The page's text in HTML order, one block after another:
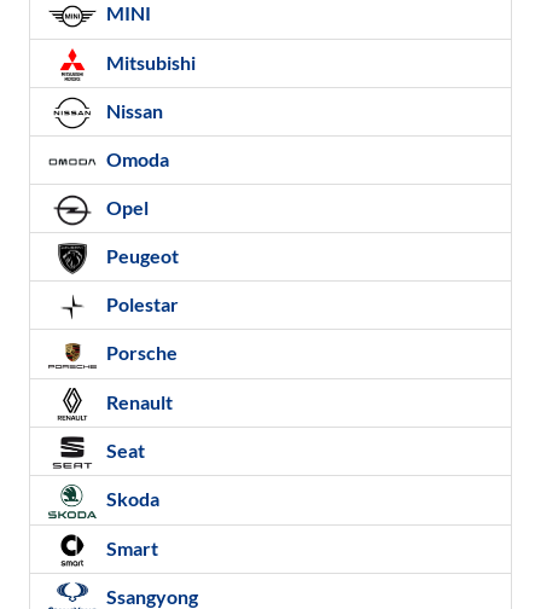
MINI
Mitsubishi
Nissan
Omoda
Opel
Peugeot
Polestar
Porsche
Renault
Seat
Skoda
Smart
Ssangyong